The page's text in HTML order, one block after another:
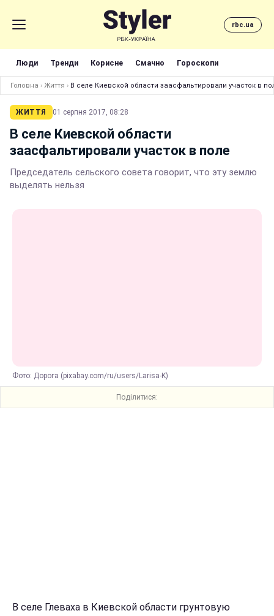
rbc.ua
Люди Тренди Корисне Смачно Гороскопи
Головна › Життя › В селе Киевской области заасфальтировали участок в
ЖИТТЯ 01 серпня 2017, 08:28
В селе Киевской области
заасфальтировали участок в поле
Председатель сельского совета говорит, что эту землю
выделять нельзя
Фото: Дорога (pixabay.com/ru/users/Larisa-K)
Поділитися:
В селе Глеваха в Киевской области грунтовую